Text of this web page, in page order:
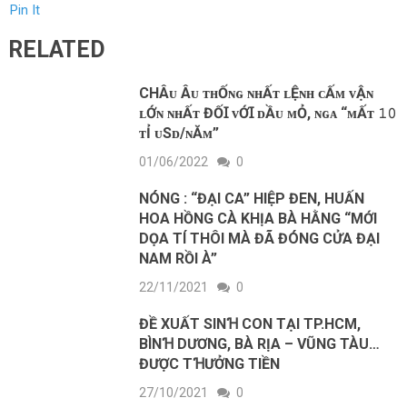
Pin It
RELATED
CHÂᴜ Âᴜ ᴛʜỐɴɢ ɴʜẤᴛ ʟỆɴʜ ᴄẤᴍ ᴠẬɴ
ʟỚɴ ɴʜẤᴛ ĐỐꞮ ᴠỚꞮ ᴅẦᴜ ᴍỎ, ɴɢᴀ “ᴍẤᴛ 𝟷𝟶
ᴛỈ ᴜSᴅ/ɴĂᴍ”
01/06/2022 0
NÓNG : “ĐẠI CA” HIỆP ĐEN, HUẤN
HOA HỒNG CÀ KHỊA BÀ HẰNG “MỚI
DỌA TÍ THÔI MÀ ĐÃ ĐÓNG CỬA ĐẠI
NAM RỒI À”
22/11/2021 0
ĐỀ XUẤT SINꞪ CON TẠI TP.HCM,
BÌNꞪ DƯƠNG, BÀ RỊA – VŨNG TÀU…
ĐƯỢC TꞪƯỞNG TIỀN
27/10/2021 0